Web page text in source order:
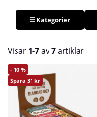
Range med mjuk, krämig
crunch från kakbitar.
som vill främja
utan att kompromissa med
Kategorier
Visar 1-7av7artiklar
Produkter
10
31